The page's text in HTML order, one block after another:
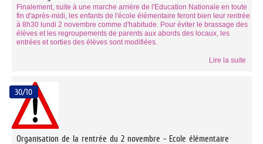
Finalement, suite à une marche arrière de l'Education Nationale en toute
fin d'après-midi, les enfants de l'école élémentaire feront bien leur rentrée
à 8h30 lundi 2 novembre comme d'habitude. Pour éviter le brassage des
élèves et les regroupements de parents aux abords des locaux, les
entrées et sorties des élèves sont modifiées.
Lire la suite
30/10
Organisation de la rentrée du 2 novembre - Ecole élémentaire